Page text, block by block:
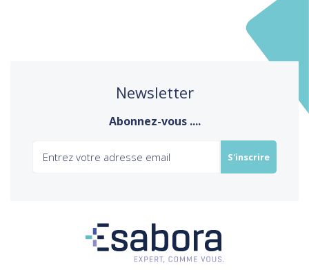
Newsletter
Abonnez-vous ....